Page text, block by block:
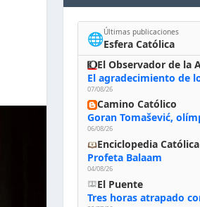
🌐Últimas publicaciones
Esfera Católica
07/08/26
Camino Católico
06/08/26
Enciclopedia Católica
Profeta Balaam
04/08/26
El Puente